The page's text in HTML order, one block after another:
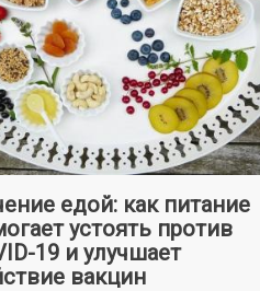
едой: как питание
устоять против
19 и улучшает
вакцин